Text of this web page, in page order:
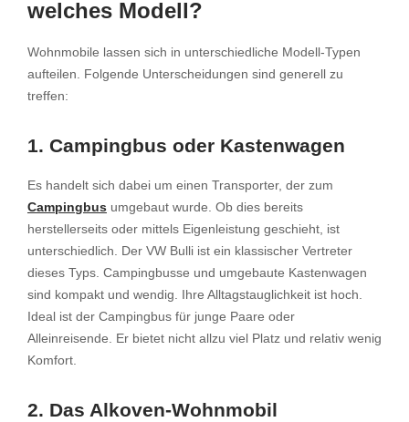
welches Modell?
Wohnmobile lassen sich in unterschiedliche Modell-Typen
aufteilen. Folgende Unterscheidungen sind generell zu
treffen:
1. Campingbus oder Kastenwagen
Es handelt sich dabei um einen Transporter, der zum
Campingbus umgebaut wurde. Ob dies bereits
herstellerseits oder mittels Eigenleistung geschieht, ist
unterschiedlich. Der VW Bulli ist ein klassischer Vertreter
dieses Typs. Campingbusse und umgebaute Kastenwagen
sind kompakt und wendig. Ihre Alltagstauglichkeit ist hoch.
Ideal ist der Campingbus für junge Paare oder
Alleinreisende. Er bietet nicht allzu viel Platz und relativ wenig
Komfort.
2. Das Alkoven-Wohnmobil